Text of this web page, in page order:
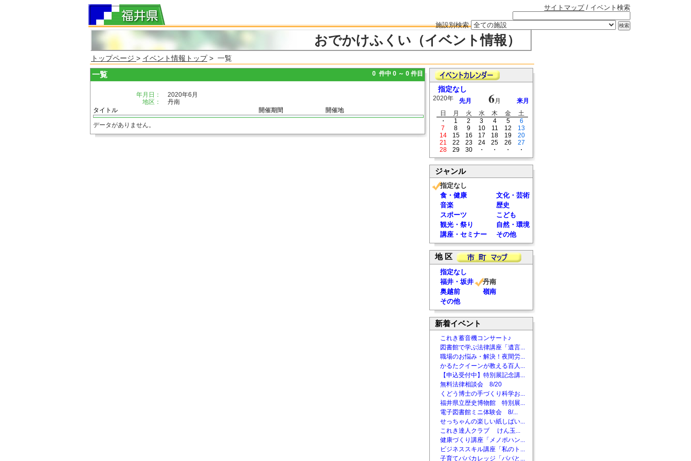
サイトマップ/ イベント検索
施設別検索
おでかけふくい（イベント情報）
トップページ > イベント情報トップ> 一覧
一覧 0 件中 0 ～ 0 件目
年月日：
2020年6月
地区：
丹南
タイトル
開催期間 開催地
データがありません。
指定なし
2020年 先月 6月
来月
日
月 火 水 木 金
土
・
1 2 3 4 5
6
7
8 9 10 11 12
13
14
15 16 17 18 19
20
21
22 23 24 25 26
27
28
29 30 ・ ・ ・ ・
ジャンル
指定なし
食・健康
文化・芸術
音楽
歴史
スポーツ
こども
観光・祭り
自然・環境
講座・セミナー
その他
地 区
指定なし
福井・坂井
丹南
奥越前
嶺南
その他
新着イベント
これき蓄音機コンサート♪
図書館で学ぶ法律講座「遺言...
職場のお悩み・解決！夜間労...
かるたクイーンが教える百人...
【申込受付中】特別展記念講...
無料法律相談会 8/20
くどう博士の手づくり科学お...
福井県立歴史博物館 特別展...
電子図書館ミニ体験会 8/...
せっちゃんの楽しい紙しばい...
これき達人クラブ けん玉...
健康づくり講座「メノポハン...
ビジネススキル講座「私のト...
子育てパパカレッジ「パパと...